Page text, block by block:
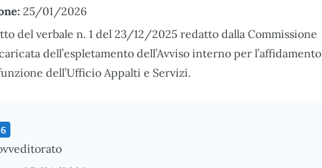
25/01/2026
del verbale n. 1 del 23/12/2025 redatto dalla Commissione
dell’espletamento dell’Avviso interno per l’affidamento
dell’Ufficio Appalti e Servizi.